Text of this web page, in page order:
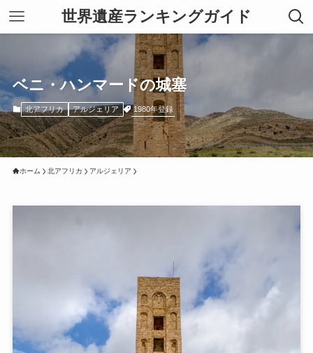
世界遺産ランキングガイド
ベニ・ハンマードの城塞
北アフリカ アルジェリア 1980年登録
ホーム 北アフリカ アルジェリア